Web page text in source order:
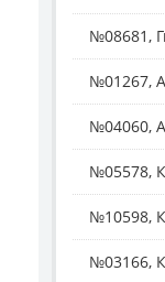
№08681,
№01267,
№04060,
№05578,
№10598,
№03166,